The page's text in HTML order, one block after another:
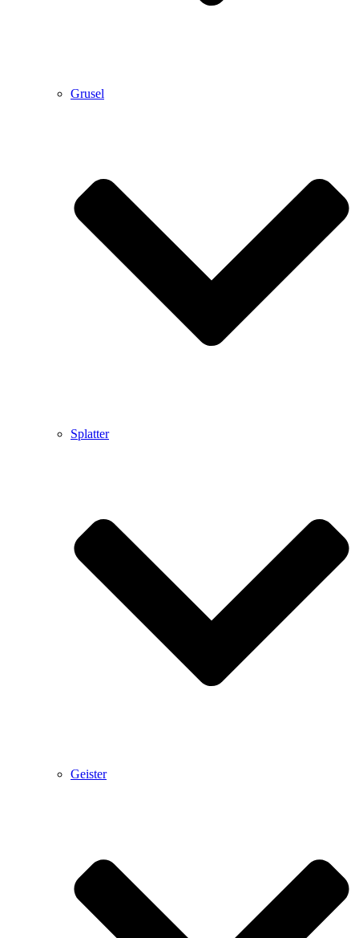
Grusel
Splatter
Geister